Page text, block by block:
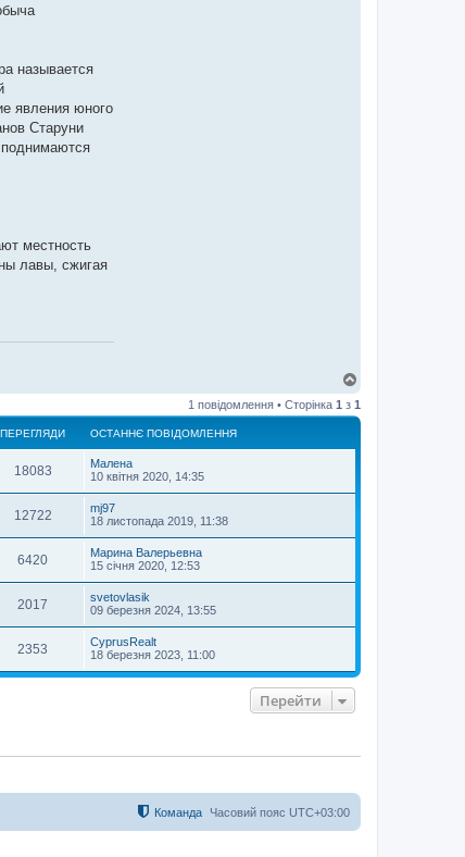
называется
явления юного
Старуни
поднимаются
местность
лавы, сжигая
г
о
1 повідомлення • Сторінка 1 з 1
ПЕРЕГЛЯДИ ОСТАННЄ ПОВІДОМЛЕННЯ
18083
Малена
10 квітня 2020, 14:35
12722
mj97
18 листопада 2019, 11:38
6420
Марина Валерьевна
15 січня 2020, 12:53
2017
svetovlasik
09 березня 2024, 13:55
2353
CyprusRealt
18 березня 2023, 11:00
Перейти
Часовий пояс UTC+03:00
Команда